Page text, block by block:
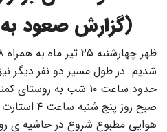
(گزارش صعود
شدیم. در طول مسیر دو نفر دیگر
حدود ساعت ۱۰ شب به روستای کمندان و محل کمپ رسیدیم
صبح روز
هوایی مطبوع شروع در حاشیه ی